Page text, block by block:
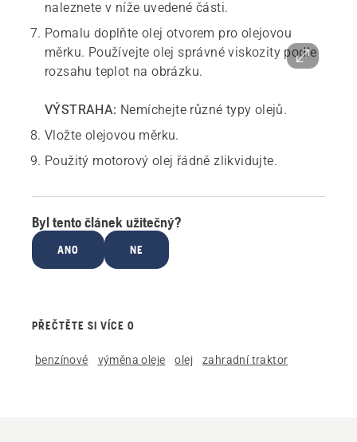
naleznete v níže uvedené části.
Pomalu doplňte olej otvorem pro olejovou
měrku. Používejte olej správné viskozity podle
rozsahu teplot na obrázku.
VÝSTRAHA: Nemíchejte různé typy olejů.
Vložte olejovou měrku.
Použitý motorový olej řádně zlikvidujte.
Byl tento článek užitečný?
ANO NE
PŘEČTĚTE SI VÍCE O
benzínové výměna oleje olej zahradní traktor